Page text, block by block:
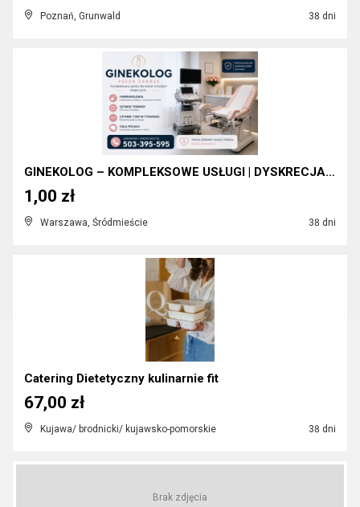
Poznań, Grunwald 38 dni
GINEKOLOG – KOMPLEKSOWE USŁUGI | DYSKRECJA | SZYBK...
Warszawa, Śródmieście 38 dni
1,00 zł
Catering Dietetyczny kulinarnie fit
Kujawa/ brodnicki/ kujawsko-pomorskie 38 dni
67,00 zł
Brak zdjęcia